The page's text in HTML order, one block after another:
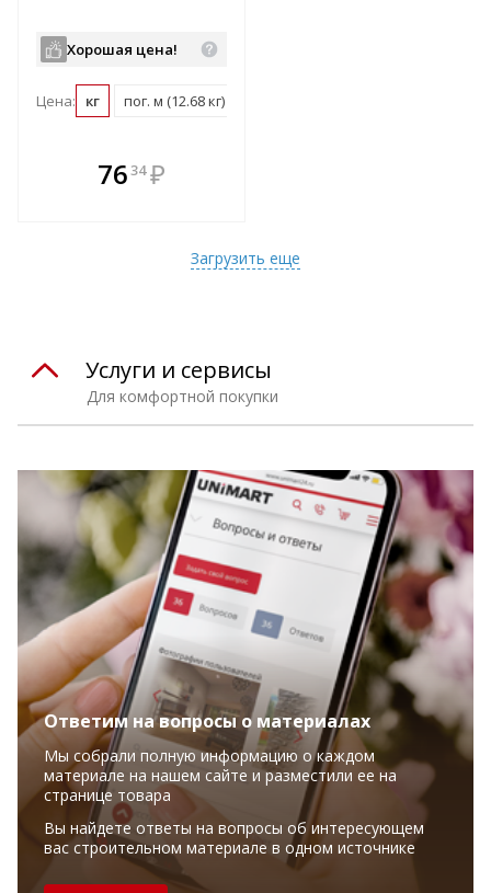
Хорошая цена!
Цена: кг пог. м (12.68 кг)
7634 ₽
Загрузить еще
Для комфортной покупки
Услуги и сервисы
Ответим на вопросы о материалах
Мы собрали полную информацию о каждом
материале на нашем сайте и разместили ее на
странице товара
Вы найдете ответы на вопросы об интересующем
вас строительном материале в одном источнике